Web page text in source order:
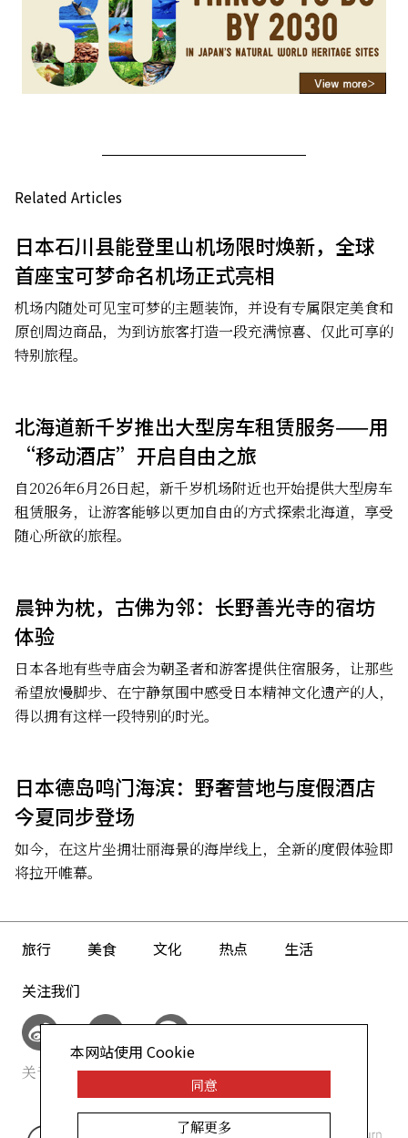
Related Articles
日本石川县能登里山机场限时焕新，全球
首座宝可梦命名机场正式亮相
机场内随处可见宝可梦的主题装饰，并设有专属限定美食和
原创周边商品，为到访旅客打造一段充满惊喜、仅此可享的
特别旅程。
北海道新千岁推出大型房车租赁服务——用
“移动酒店”开启自由之旅
自2026年6月26日起，新千岁机场附近也开始提供大型房车
租赁服务，让游客能够以更加自由的方式探索北海道，享受
随心所欲的旅程。
晨钟为枕，古佛为邻：长野善光寺的宿坊
体验
日本各地有些寺庙会为朝圣者和游客提供住宿服务，让那些
希望放慢脚步、在宁静氛围中感受日本精神文化遗产的人，
得以拥有这样一段特别的时光。
日本德岛鸣门海滨：野奢营地与度假酒店
今夏同步登场
如今，在这片坐拥壮丽海景的海岸线上，全新的度假体验即
将拉开帷幕。
旅行 美食 文化 热点
生活
关注我们
关于我们 网站政策
本网站使用 Cookie
同意
了解更多